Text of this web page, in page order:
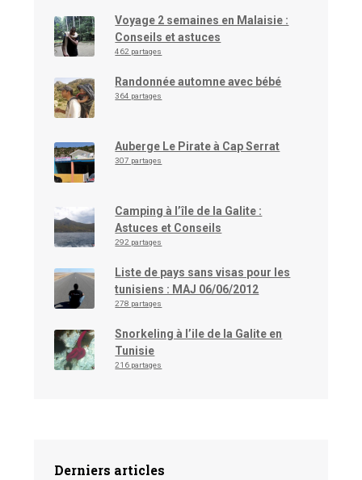
Voyage 2 semaines en Malaisie :
Conseils et astuces
462 partages
Randonnée automne avec bébé
364 partages
Auberge Le Pirate à Cap Serrat
307 partages
Camping à l’île de la Galite :
Astuces et Conseils
292 partages
Liste de pays sans visas pour les
tunisiens : MAJ 06/06/2012
278 partages
Snorkeling à l’ile de la Galite en
Tunisie
216 partages
Derniers articles